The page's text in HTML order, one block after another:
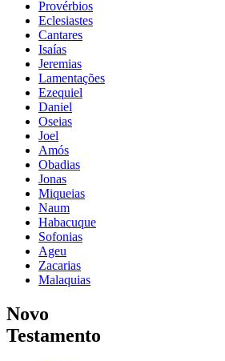
Provérbios
Eclesiastes
Cantares
Isaías
Jeremias
Lamentações
Ezequiel
Daniel
Oseias
Joel
Amós
Obadias
Jonas
Miqueias
Naum
Habacuque
Sofonias
Ageu
Zacarias
Malaquias
Novo
Testamento